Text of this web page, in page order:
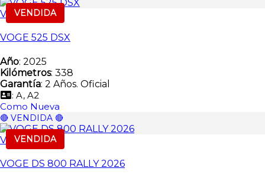
VENDIDA
Vendida
VOGE 525 DSX
Año: 2025
Kilómetros: 338
Garantía: 2 Años. Oficial
: A, A2
Como Nueva
🔴 VENDIDA 🔴
VENDIDA
Vendida
VOGE DS 800 RALLY 2026